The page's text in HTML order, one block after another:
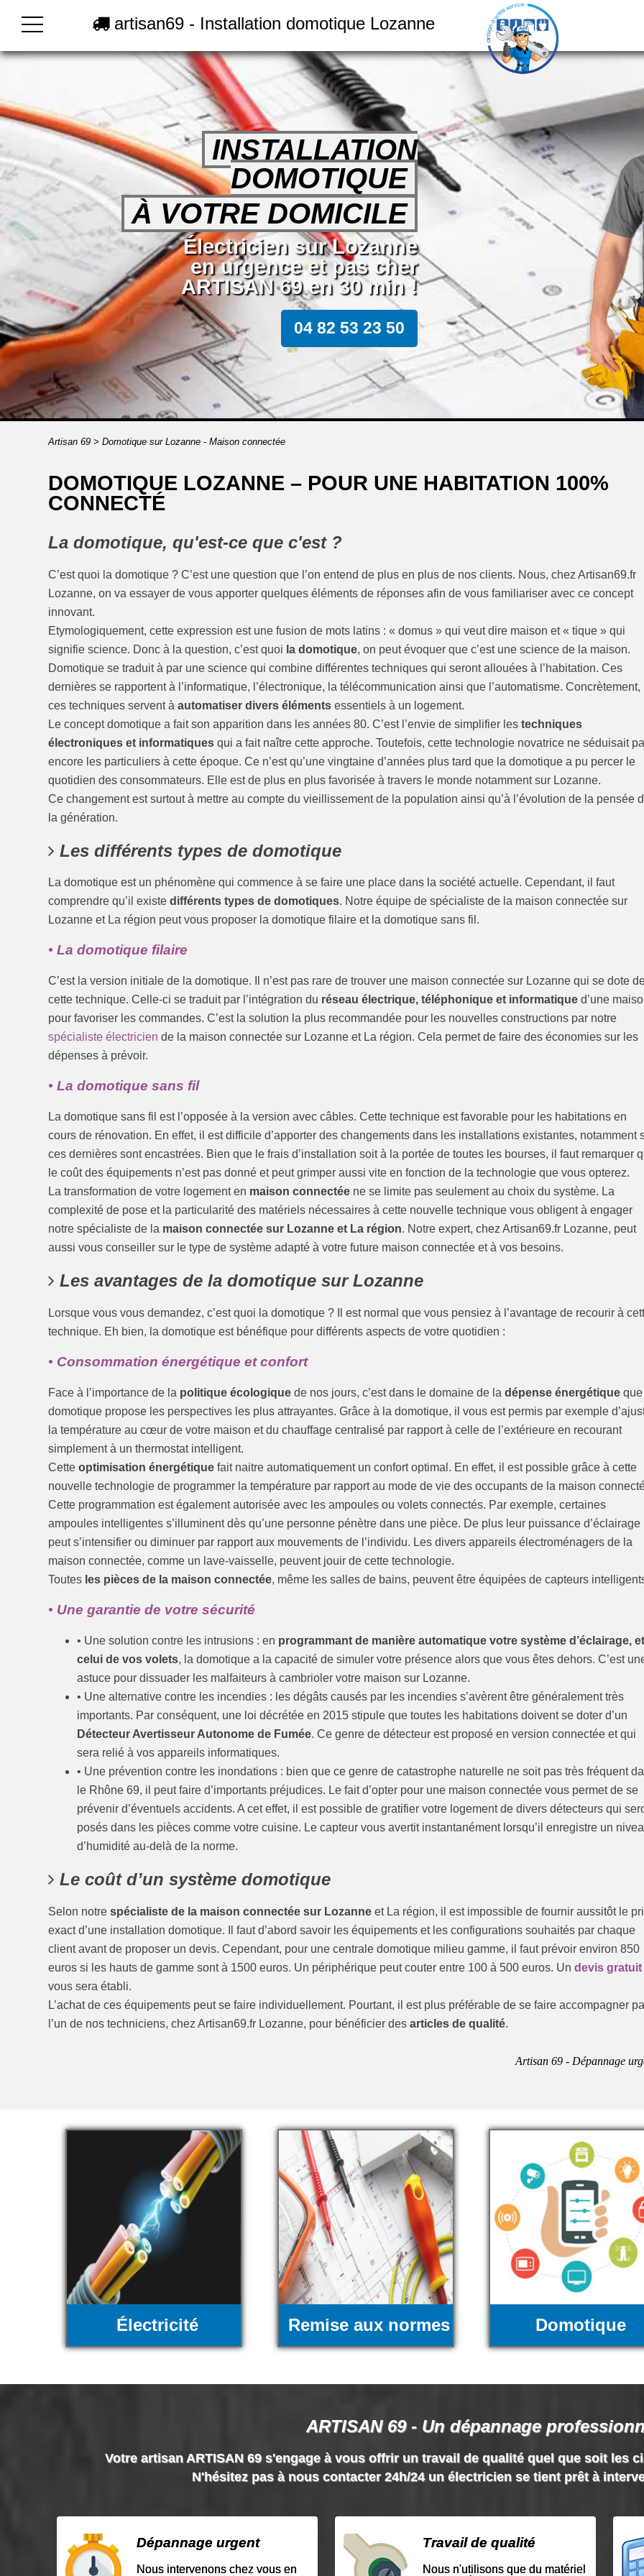
artisan69 - Installation domotique Lozanne
INSTALLATION
DOMOTIQUE
À VOTRE DOMICILE
Électricien sur Lozanne
en urgence et pas cher
ARTISAN 69 en 30 min !
04 82 53 23 50
Artisan 69> Domotique sur Lozanne - Maison connectée
DOMOTIQUE LOZANNE – POUR UNE HABITATION 100%
CONNECTÉ
La domotique, qu'est-ce que c'est ?
C’est quoi la domotique ? C’est une question que l’on entend de plus en plus de nos clients. Nous, chez Artisan69.fr
Lozanne, on va essayer de vous apporter quelques éléments de réponses afin de vous familiariser avec ce concept
innovant.
Etymologiquement, cette expression est une fusion de mots latins : « domus » qui veut dire maison et « tique » qui
signifie science. Donc à la question, c’est quoi la domotique, on peut évoquer que c’est une science de la maison.
Domotique se traduit à par une science qui combine différentes techniques qui seront allouées à l’habitation. Ces
dernières se rapportent à l’informatique, l’électronique, la télécommunication ainsi que l’automatisme. Concrètement,
ces techniques servent àautomatiser divers éléments essentiels à un logement.
Le concept domotique a fait son apparition dans les années 80. C’est l’envie de simplifier lestechniques
électroniques et informatiques qui a fait naître cette approche. Toutefois, cette technologie novatrice ne séduisait
encore les particuliers à cette époque. Ce n’est qu’une vingtaine d’années plus tard que la domotique a pu percer le
quotidien des consommateurs. Elle est de plus en plus favorisée à travers le monde notamment sur Lozanne.
Ce changement est surtout à mettre au compte du vieillissement de la population ainsi qu’à l’évolution de la pensée
la génération.
Les différents types de domotique
La domotique est un phénomène qui commence à se faire une place dans la société actuelle. Cependant, il faut
comprendre qu’il existedifférents types de domotiques. Notre équipe de spécialiste de la maison connectée sur
Lozanne et La région peut vous proposer la domotique filaire et la domotique sans fil.
• La domotique filaire
C’est la version initiale de la domotique. Il n’est pas rare de trouver une maison connectée sur Lozanne qui se dote
cette technique. Celle-ci se traduit par l’intégration du réseau électrique, téléphonique et informatique d’une
pour favoriser les commandes. C’est la solution la plus recommandée pour les nouvelles constructions par notre
spécialiste électricien de la maison connectée sur Lozanne et La région. Cela permet de faire des économies sur les
dépenses à prévoir.
• La domotique sans fil
La domotique sans fil est l’opposée à la version avec câbles. Cette technique est favorable pour les habitations en
cours de rénovation. En effet, il est difficile d’apporter des changements dans les installations existantes, notamment
ces dernières sont encastrées. Bien que le frais d’installation soit à la portée de toutes les bourses, il faut remarquer
le coût des équipements n’est pas donné et peut grimper aussi vite en fonction de la technologie que vous opterez.
La transformation de votre logement en maison connectée ne se limite pas seulement au choix du système. La
complexité de pose et la particularité des matériels nécessaires à cette nouvelle technique vous obligent à engager
notre spécialiste de la maison connectée sur Lozanne et La région. Notre expert, chez Artisan69.fr Lozanne, peut
aussi vous conseiller sur le type de système adapté à votre future maison connectée et à vos besoins.
Les avantages de la domotique sur Lozanne
Lorsque vous vous demandez, c’est quoi la domotique ? Il est normal que vous pensiez à l’avantage de recourir à
technique. Eh bien, la domotique est bénéfique pour différents aspects de votre quotidien :
• Consommation énergétique et confort
Face à l’importance de la politique écologique de nos jours, c’est dans le domaine de ladépense énergétique
domotique propose les perspectives les plus attrayantes. Grâce à la domotique, il vous est permis par exemple
la température au cœur de votre maison et du chauffage centralisé par rapport à celle de l’extérieure en recourant
simplement à un thermostat intelligent.
Cetteoptimisation énergétique fait naitre automatiquement un confort optimal. En effet, il est possible grâce à cette
nouvelle technologie de programmer la température par rapport au mode de vie des occupants de la maison
Cette programmation est également autorisée avec les ampoules ou volets connectés. Par exemple, certaines
ampoules intelligentes s’illuminent dès qu’une personne pénètre dans une pièce. De plus leur puissance d’éclairage
peut s’intensifier ou diminuer par rapport aux mouvements de l’individu. Les divers appareils électroménagers de la
maison connectée, comme un lave-vaisselle, peuvent jouir de cette technologie.
Toutes les pièces de la maison connectée, même les salles de bains, peuvent être équipées de capteurs
• Une garantie de votre sécurité
• Une solution contre les intrusions : en programmant de manière automatique votre système d’éclairage, et
celui de vos volets, la domotique a la capacité de simuler votre présence alors que vous êtes dehors. C’est
astuce pour dissuader les malfaiteurs à cambrioler votre maison sur Lozanne.
• Une alternative contre les incendies : les dégâts causés par les incendies s’avèrent être généralement très
importants. Par conséquent, une loi décrétée en 2015 stipule que toutes les habitations doivent se doter d’un
Détecteur Avertisseur Autonome de Fumée. Ce genre de détecteur est proposé en version connectée et qui
sera relié à vos appareils informatiques.
• Une prévention contre les inondations : bien que ce genre de catastrophe naturelle ne soit pas très fréquent
le Rhône 69, il peut faire d’importants préjudices. Le fait d’opter pour une maison connectée vous permet de se
prévenir d’éventuels accidents. A cet effet, il est possible de gratifier votre logement de divers détecteurs qui
posés dans les pièces comme votre cuisine. Le capteur vous avertit instantanément lorsqu’il enregistre un
d’humidité au-delà de la norme.
Le coût d’un système domotique
Selon notrespécialiste de la maison connectée sur Lozanne et La région, il est impossible de fournir aussitôt le
exact d’une installation domotique. Il faut d’abord savoir les équipements et les configurations souhaités par chaque
client avant de proposer un devis. Cependant, pour une centrale domotique milieu gamme, il faut prévoir environ 850
euros si les hauts de gamme sont à 1500 euros. Un périphérique peut couter entre 100 à 500 euros. Undevis gratuit
vous sera établi.
L’achat de ces équipements peut se faire individuellement. Pourtant, il est plus préférable de se faire accompagner
l’un de nos techniciens, chez Artisan69.fr Lozanne, pour bénéficier desarticles de qualité.
Artisan 69 - Dépannage
Électricité Remise aux normes Domotique
ARTISAN 69 - Un dépannage
Votre artisan ARTISAN 69 s'engage à vous offrir un travail de qualité quel que soit les
N'hésitez pas à nous contacter 24h/24 un électricien se tient prêt à
Dépannage urgent
Nous intervenons chez vous en
Travail de qualité
Nous n'utilisons que du matériel